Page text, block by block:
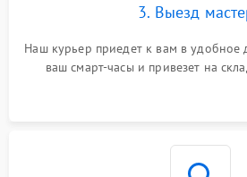
3. Выезд
Наш курьер приедет к вам в удобное
ваш смарт-часы и привезет на